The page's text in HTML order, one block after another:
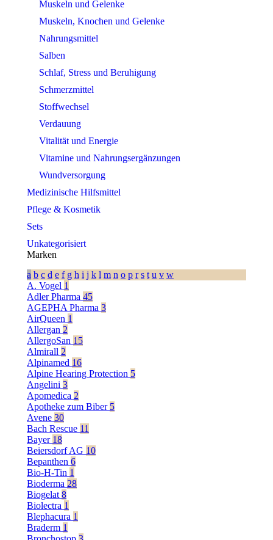
Muskeln und Gelenke
Muskeln, Knochen und Gelenke
Nahrungsmittel
Salben
Schlaf, Stress und Beruhigung
Schmerzmittel
Stoffwechsel
Verdauung
Vitalität und Energie
Vitamine und Nahrungsergänzungen
Wundversorgung
Medizinische Hilfsmittel
Pflege & Kosmetik
Sets
Unkategorisiert
Marken
a b c d e f g h i j k l m n o p r s t u v w
A. Vogel 1
Adler Pharma 45
AGEPHA Pharma 3
AirQueen 1
Allergan 2
AllergoSan 15
Almirall 2
Alpinamed 16
Alpine Hearing Protection 5
Angelini 3
Apomedica 2
Apotheke zum Biber 5
Avene 30
Bach Rescue 11
Bayer 18
Beiersdorf AG 10
Bepanthen 6
Bio-H-Tin 1
Bioderma 28
Biogelat 8
Biolectra 1
Blephacura 1
Braderm 1